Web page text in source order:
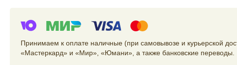
Принимаем к оплате наличные (при самовывозе и курьерской
«Мастеркард» и «Мир», «Юмани», а также банковские переводы.